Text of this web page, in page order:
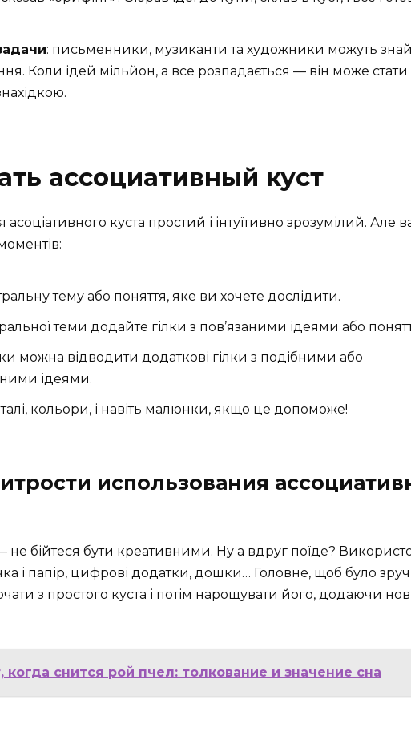
: письменники, музиканти та художники можуть
Коли ідей мільйон, а все розпадається — він може стати
ассоциативный куст
куста простий і інтуїтивно зрозумілий. Але
тему або поняття, яке ви хочете дослідити.
теми додайте гілки з пов’язаними ідеями або
можна відводити додаткові гілки з подібними або
ідеями.
кольори, і навіть малюнки, якщо це допоможе!
использования
бійтеся бути креативними. Ну а вдруг поїде?
і папір, цифрові додатки, дошки… Головне, щоб було
з простого куста і потім нарощувати його, додаючи нові
когда снится рой пчел: толкование и значение сна